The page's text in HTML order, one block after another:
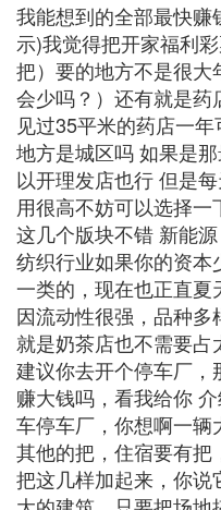
我能想到的全部最快
示)我觉得把开家福利
把）要的地方不是很
会少吗？）还有就是
见过35平米的药店一
地方是城区吗 如果是
以开理发店也行 但是
用很高不妨可以选择
这几个版块不错 新能
纺织行业如果你的资
一类的，现在也正直夏
因流动性很强，品种
就是奶茶店也不需要
建议你去开个停车厂
赚大钱吗，看我给你
车停车厂，你想啊一
其他的把，住宿要有
把这几样加起来，你